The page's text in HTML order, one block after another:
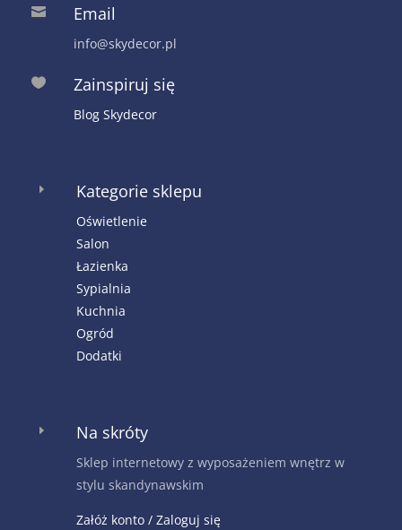
 Email
info@skydecor.pl
 Zainspiruj się
Blog Skydecor
E Kategorie sklepu
Oświetlenie
Salon
Łazienka
Sypialnia
Kuchnia
Ogród
Dodatki
E Na skróty
Sklep internetowy z wyposażeniem wnętrz w
stylu skandynawskim
Załóż konto / Zaloguj się